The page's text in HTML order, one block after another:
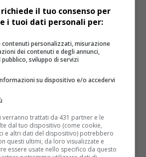
1 giorno fa
nei condomini, nuovo bando FVG
5 giorni fa
muore a 29 anni dopo la
alle Ferriere Nord di Osoppo
nuovi poliziotti in Friuli-Venezia Giulia:
assegnati a Trieste
1 giorno fa
in poche ore scuotono la Croazia: la
richiede il tuo consenso per
i tuoi dati personali per:
contenuti personalizzati, misurazione
dei contenuti e degli annunci,
pubblico, sviluppo di servizi
su dispositivo e/o accedervi
trattati da 431 partner e le
dal tuo dispositivo (come cookie,
e altri dati del dispositivo) potrebbero
questi ultimi, da loro visualizzate e
essere usate nello specifico da questo